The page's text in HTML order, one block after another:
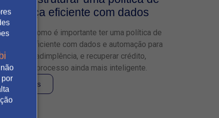
eficiente com dados
como é importante ter uma política de
cobrança eficiente com dados e automação para
a inadimplência, e recuperar crédito,
o processo ainda mais inteligente.
Leia mais